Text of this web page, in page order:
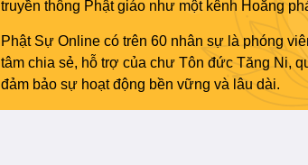
truyền thông Phật giáo như một kênh Hoằng
Phật Sự Online có trên 60 nhân sự là phóng
tâm chia sẻ, hỗ trợ của chư Tôn đức Tăng Ni,
đảm bảo sự hoạt động bền vững và lâu dài.